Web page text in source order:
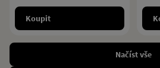
Koupit
Načíst vše